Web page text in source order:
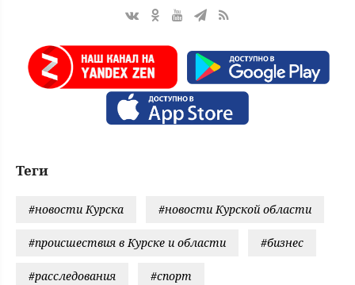
Теги
#новости Курска #новости Курской области
#происшествия в Курске и области #бизнес
#расследования #спорт